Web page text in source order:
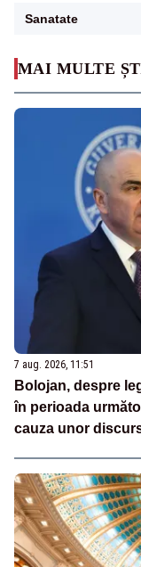
MAI MULTE
7 aug. 2026, 11:51
Bolojan, despre
în perioada
cauza unor
Sanatate